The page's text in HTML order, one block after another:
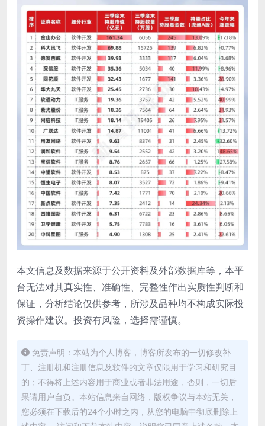
本文信息及数据来源于公开资料及外部数据库等，本平
台无法对其真实性、准确性、完整性作出实质性判断和
保证，分析结论仅供参考，所涉及品种均不构成实际投
资操作建议。投资有风险，选择需谨慎。
免责声明：本站为个人博客，博客所发布的一切修改补
丁、注册机和注册信息及软件的文章仅限用于学习和研究目
的；不得将上述内容用于商业或者非法用途，否则，一切后
果请用户自负。本站信息来自网络，版权争议与本站无关，
您必须在下载后的24个小时之内，从您的电脑中彻底删除上